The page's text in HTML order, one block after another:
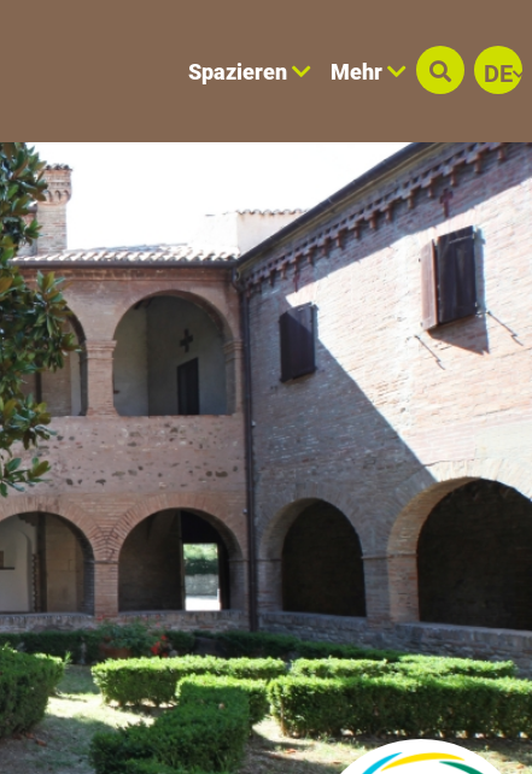
Spazieren Mehr DE